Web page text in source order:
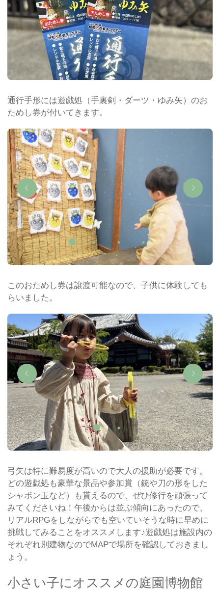
通行手形には遊戯処（手裏剣・ダーツ・ゆみ矢）のお
ためし券が付いてきます。
このおためし券は譲渡可能なので、子供に体験しても
らいました。
弓矢は特に難易度が高いので大人の援助が必要です。
どの遊戯処も豪華な景品や参加賞（銃や刀の形をした
シャボン玉など）も貰えるので、ぜひ修行を頑張って
みてくださいね！午後からは並ぶ傾向にあったので、
リアルRPGをしながらでも空いていそうな時に早めに
挑戦してみることをオススメします♪遊戯処は施設内の
それぞれ別建物なのでMAPで場所を確認しておきまし
ょう。
小さい子にオススメの庭園博物館